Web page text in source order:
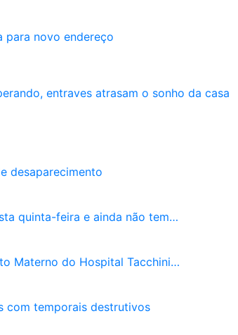
para novo endereço
entraves atrasam o sonho da casa
desaparecimento
quinta-feira e ainda não tem…
Materno do Hospital Tacchini…
com temporais destrutivos